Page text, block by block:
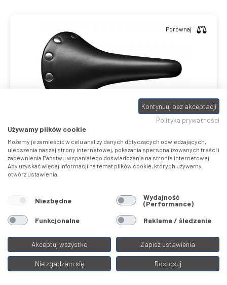
REGAL
Siodełka bottega
San Marco
Porównaj
Porównaj
Kontynuuj bez akceptacji
Polityka prywatności
Używamy plików cookie
Możemy je zamieścić w celu analizy danych dotyczących odwiedzających,
ulepszenia naszej strony internetowej, pokazania spersonalizowanych treści i
zapewnienia Państwu wspaniałego doświadczenia na stronie internetowej.
Aby uzyskać więcej informacji na temat plików cookie, których używamy,
otwórz ustawienia.
Niezbędne Wydajność
(Performance)
Funkcjonalne
Reklama / śledzenie
Akceptuj wszystko Zapisz ustawienia
Nie zgadzam się Dostosuj